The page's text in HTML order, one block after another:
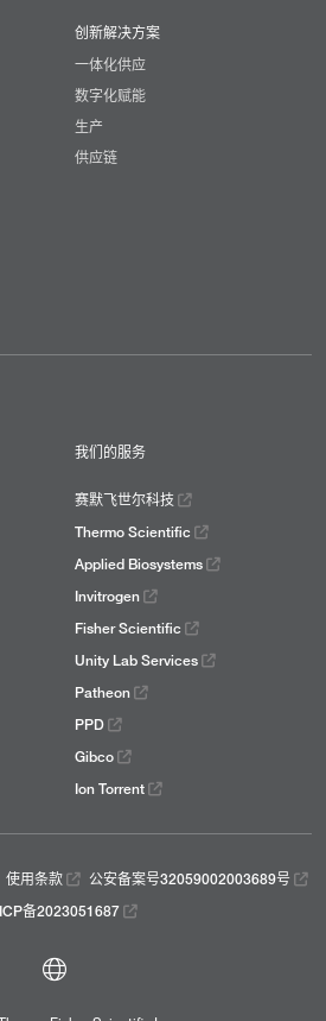
创新解决方案
一体化供应
数字化赋能
生产
供应链
我们的服务
赛默飞世尔科技
Thermo Scientific
Applied Biosystems
Invitrogen
Fisher Scientific
Unity Lab Services
Patheon
PPD
Gibco
Ion Torrent
使用条款
公安备案号32059002003689号
备2023051687